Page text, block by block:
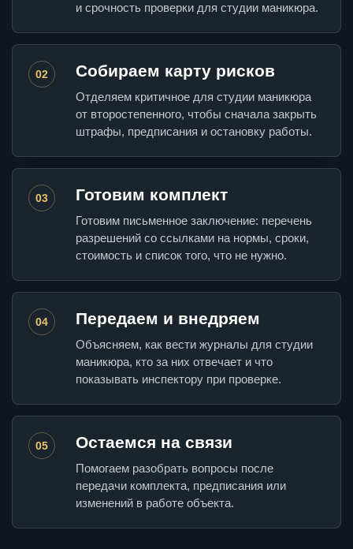
и срочность проверки для студии маникюра.
02 Собираем карту рисков
Отделяем критичное для студии маникюра
от второстепенного, чтобы сначала закрыть
штрафы, предписания и остановку работы.
03 Готовим комплект
Готовим письменное заключение: перечень
разрешений со ссылками на нормы, сроки,
стоимость и список того, что не нужно.
04 Передаем и внедряем
Объясняем, как вести журналы для студии
маникюра, кто за них отвечает и что
показывать инспектору при проверке.
05 Остаемся на связи
Помогаем разобрать вопросы после
передачи комплекта, предписания или
изменений в работе объекта.